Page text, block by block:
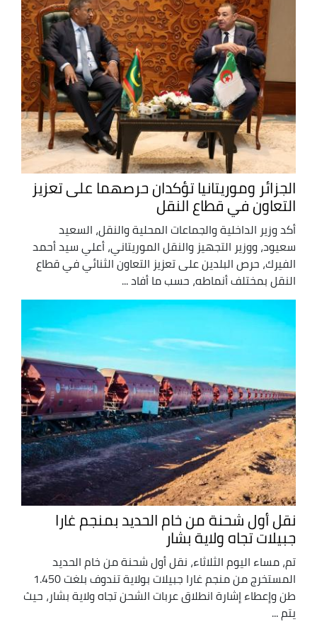
الجزائر وموريتانيا تؤكدان حرصهما على تعزيز
التعاون في قطاع النقل
أكد وزير الداخلية والجماعات المحلية والنقل، السعيد
سعيود، ووزير التجهيز والنقل الموريتاني، أعلي سيد أحمد
الفيرك، حرص البلدين على تعزيز التعاون الثنائي في قطاع
النقل بمختلف أنماطه، حسب ما أفاد ...
نقل أول شحنة من خام الحديد بمنجم غارا
جبيلات تجاه ولاية بشار
تم، مساء اليوم الثلاثاء، نقل أول شحنة من خام الحديد
المستخرج من منجم غارا جبيلات بولاية تندوف بلغت 1.450
طن وإعطاء إشارة انطلاق عربات الشحن تجاه ولاية بشار، حيث
يتم ...